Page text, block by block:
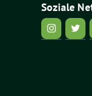
Soziale